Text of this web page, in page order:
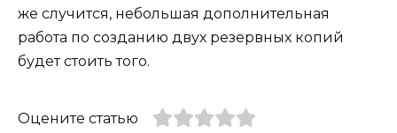
же случится, небольшая дополнительная
работа по созданию двух резервных копий
будет стоить того.
Оцените статью